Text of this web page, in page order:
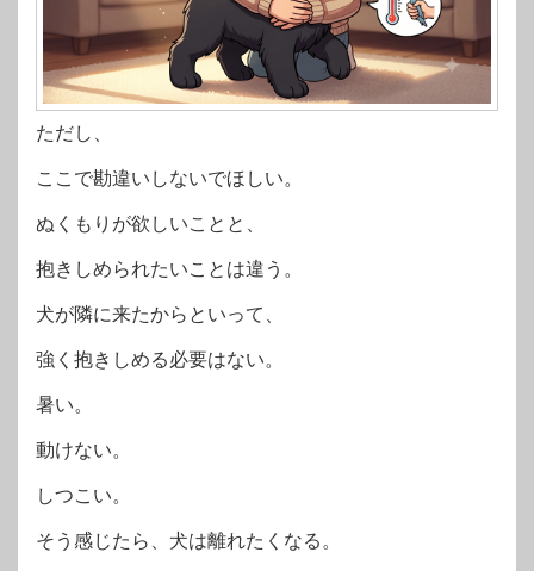
ただし、
ここで勘違いしないでほしい。
ぬくもりが欲しいことと、
抱きしめられたいことは違う。
犬が隣に来たからといって、
強く抱きしめる必要はない。
暑い。
動けない。
しつこい。
そう感じたら、犬は離れたくなる。